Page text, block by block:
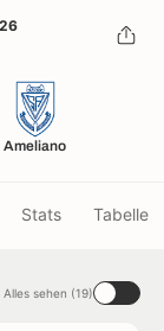
Ameliano
Stats Tabelle
Alles sehen (19)